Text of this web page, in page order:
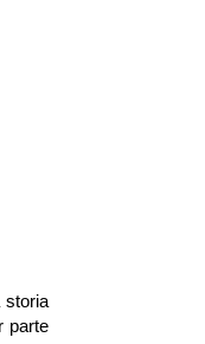
storia
parte